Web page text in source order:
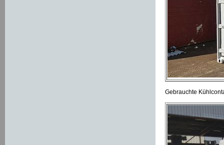
Gebrauchte